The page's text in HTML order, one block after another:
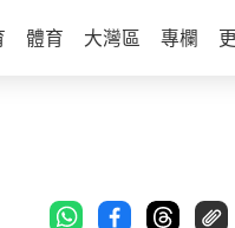
體育 大灣區 專欄